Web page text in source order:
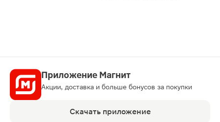
Приложение Магнит
Акции, доставка и больше бонусов за покупки
Скачать приложение